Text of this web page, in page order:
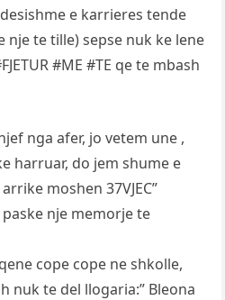
e karrieres tende
nje te tille) sepse nuk ke lene
#ME #TE qe te mbash
nga afer, jo vetem une ,
harruar, do jem shume e
moshen 37VJEC”
paske nje memorje te
cope cope ne shkolle,
nuk te del llogaria:” Bleona